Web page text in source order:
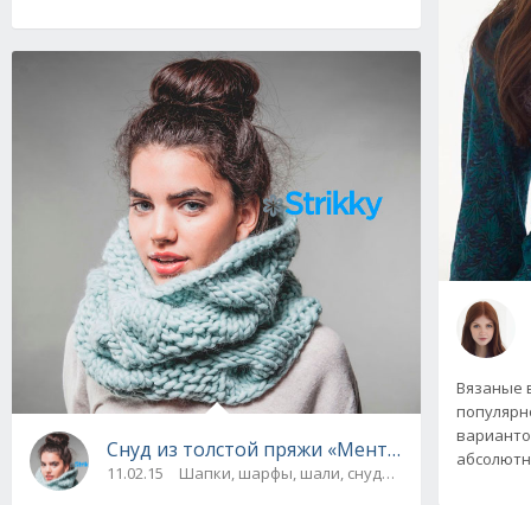
Снуд из толстой пряжи «Ментоловое
11.02.15 Шапки, шарфы, шали, снуды и палантины
Вязаные